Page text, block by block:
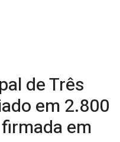
de Três
em 2.800
em